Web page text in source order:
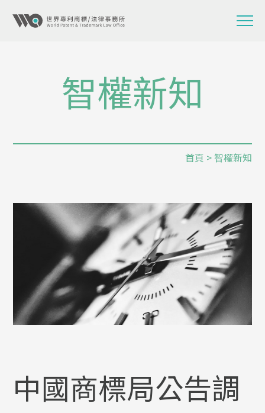
智權新知
首頁 > 智權新知
中國商標局公告調